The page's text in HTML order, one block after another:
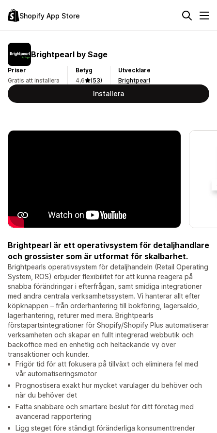
Shopify App Store
Brightpearl by Sage
Priser
Gratis att installera
Betyg
4,6
(53)
Utvecklare
Brightpearl
Installera
Brightpearl är ett operativsystem för detaljhandlare
och grossister som är utformat för skalbarhet.
Brightpearls operativsystem för detaljhandeln (Retail Operating
System, ROS) erbjuder flexibilitet för att kunna reagera på
snabba förändringar i efterfrågan, samt smidiga integrationer
med andra centrala verksamhetssystem. Vi hanterar allt efter
köpknappen – från orderhantering till bokföring, lagersaldo,
lagerhantering, returer med mera. Brightpearls
förstapartsintegrationer för Shopify/Shopify Plus automatiserar
verksamheten och skapar en fullt integrerad webbutik och
backoffice med en enhetlig och heltäckande vy över
transaktioner och kunder.
Frigör tid för att fokusera på tillväxt och eliminera fel med
vår automatiseringsmotor
Prognostisera exakt hur mycket varulager du behöver och
när du behöver det
Fatta snabbare och smartare beslut för ditt företag med
avancerad rapportering
Ligg steget före ständigt föränderliga konsumenttrender